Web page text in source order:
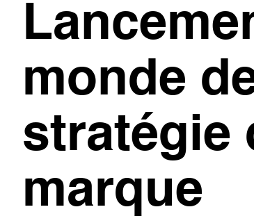
monde
stratégie
marque